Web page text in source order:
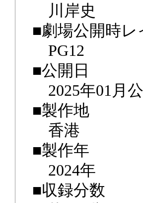
川岸史
■劇場公開時
PG12
■公開日
2025年01月
■製作地
香港
■製作年
2024年
■収録分数